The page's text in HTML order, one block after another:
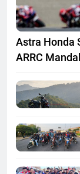
Astra Honda
ARRC